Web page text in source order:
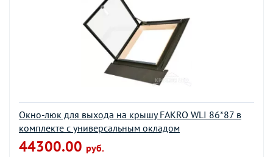
Окно-люк для выхода на крышу FAKRO WLI 86*87 в
комплекте с универсальным окладом
44300.00 руб.